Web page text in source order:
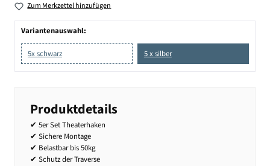
Zum Merkzettel hinzufügen
Variantenauswahl:
5x schwarz 5 x silber
Produktdetails
✔ 5er Set Theaterhaken
✔ Sichere Montage
✔ Belastbar bis 50kg
✔ Schutz der Traverse